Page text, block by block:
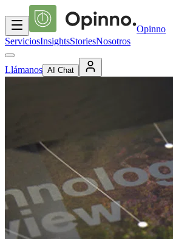
Opinno
ServiciosInsightsStoriesNosotros
Llámanos AI Chat